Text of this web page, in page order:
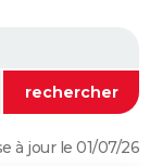
à jour le 01/07/26